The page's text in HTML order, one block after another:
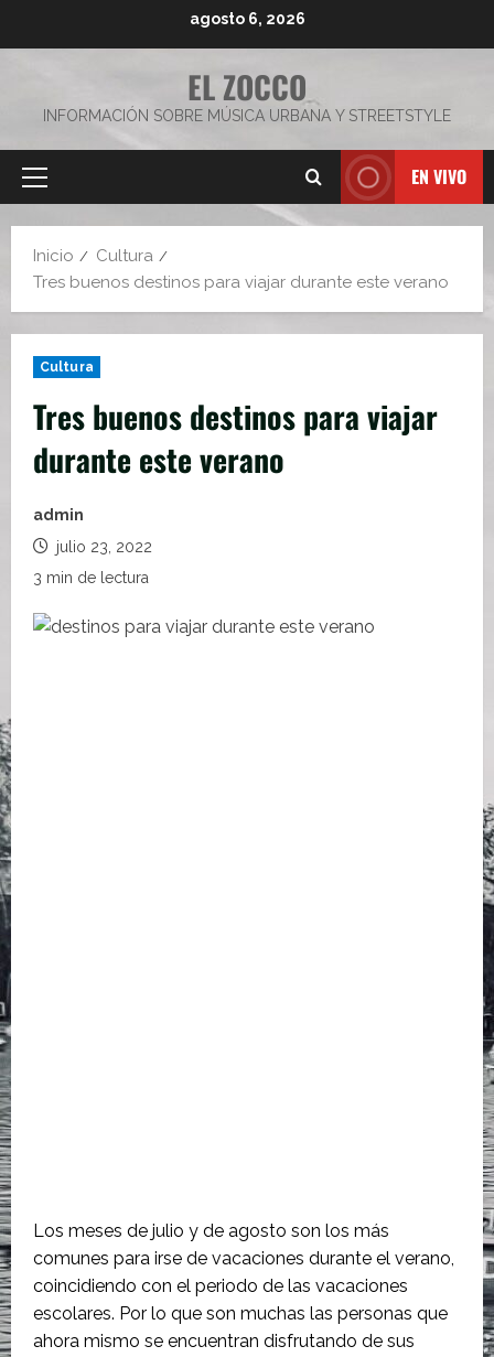
agosto 6, 2026
EL ZOCCO
INFORMACIÓN SOBRE MÚSICA URBANA Y STREETSTYLE
Menú
EN VIVO
Inicio
Cultura
Tres buenos destinos para viajar durante este verano
Cultura
Tres buenos destinos para viajar
durante este verano
admin
julio 23, 2022
3 min de lectura
Los meses de julio y de agosto son los más
comunes para irse de vacaciones durante el verano,
coincidiendo con el periodo de las vacaciones
escolares. Por lo que son muchas las personas que
ahora mismo se encuentran disfrutando de sus